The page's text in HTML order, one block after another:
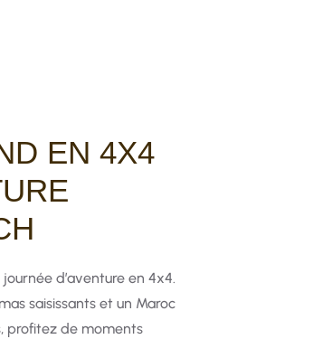
EN 4X4
d’aventure en 4x4.
saisissants et un Maroc
profitez de moments